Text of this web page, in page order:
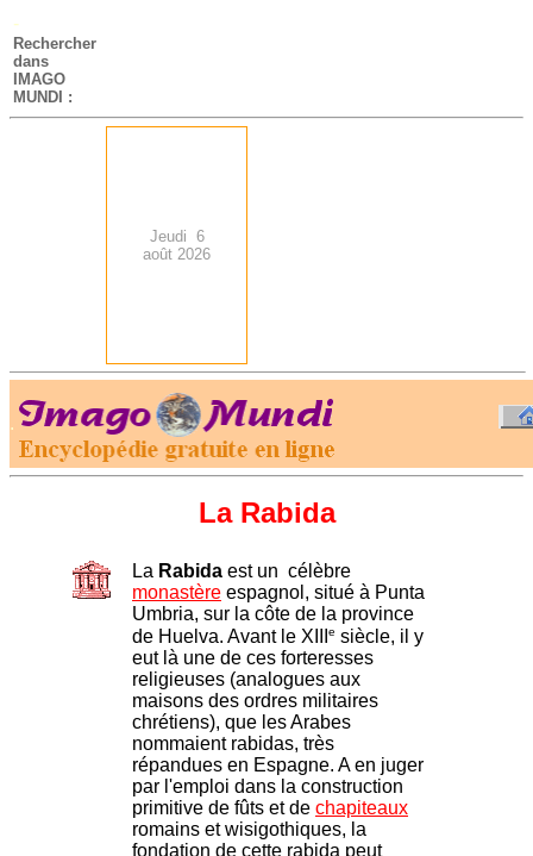
-
Rechercher
dans
IMAGO
MUNDI :
Jeudi 6
août 2026
.
La Rabida
La Rabida est un célèbre
monastère espagnol, situé à Punta
Umbria, sur la côte de la province
de Huelva. Avant le XIII
e siècle, il y
eut là une de ces forteresses
religieuses (analogues aux
maisons des ordres militaires
chrétiens), que les Arabes
nommaient rabidas, très
répandues en Espagne. A en juger
par l'emploi dans la construction
primitive de fûts et de chapiteaux
romains et wisigothiques, la
fondation de cette rabida peut